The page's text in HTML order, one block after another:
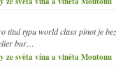
titul typu world class pinot je
bur…
ze světa vína a viněta Moutonu